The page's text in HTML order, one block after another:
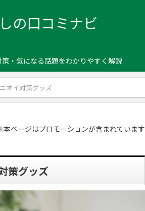
の口コミナビ
・気になる話題をわかりやすく解説
オイ対策グッズ
ページはプロモーションが含まれています
策グッズ